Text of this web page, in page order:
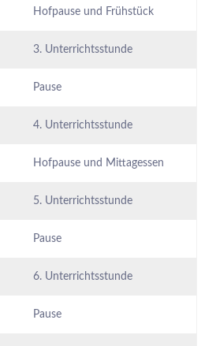
Hofpause und Frühstück
3. Unterrichtsstunde
Pause
4. Unterrichtsstunde
Hofpause und Mittagessen
5. Unterrichtsstunde
Pause
6. Unterrichtsstunde
Pause